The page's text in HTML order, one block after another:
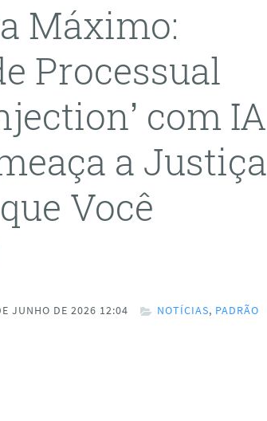
Máximo:
Processual
com IA
a Justiça
Você
JUNHO DE 2026 12:04 NOTÍCIAS, PADRÃO